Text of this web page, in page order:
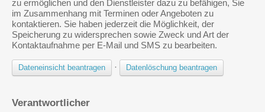
zu ermöglichen und den Dienstleister dazu zu befähigen, Sie
im Zusammenhang mit Terminen oder Angeboten zu
kontaktieren. Sie haben jederzeit die Möglichkeit, der
Speicherung zu widersprechen sowie Zweck und Art der
Kontaktaufnahme per E-Mail und SMS zu bearbeiten.
Dateneinsicht beantragen · Datenlöschung beantragen
Verantwortlicher